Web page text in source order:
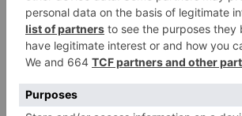
hier noch kein Passwort. Um
erstellen, Sie müssen nur das
befolgen Passworterneuerung
Sie nicht zu Kontaktiere uns
benötigen, um eine Verbindung